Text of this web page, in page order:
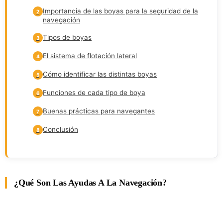
2
Importancia de las boyas para la seguridad de la
navegación
3 Tipos de boyas
4 El sistema de flotación lateral
5 Cómo identificar las distintas boyas
6 Funciones de cada tipo de boya
7 Buenas prácticas para navegantes
8 Conclusión
¿Qué Son Las Ayudas A La Navegación?